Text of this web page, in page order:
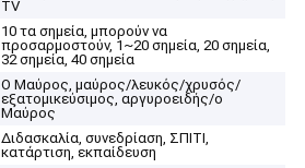
TV
10 τα σημεία, μπορούν να
προσαρμοστούν, 1~20 σημεία, 20 σημεία,
32 σημεία, 40 σημεία
Ο Μαύρος, μαύρος/λευκός/χρυσός/
εξατομικεύσιμος, αργυροειδής/ο
Μαύρος
Διδασκαλία, συνεδρίαση, ΣΠΙΤΙ,
κατάρτιση, εκπαίδευση